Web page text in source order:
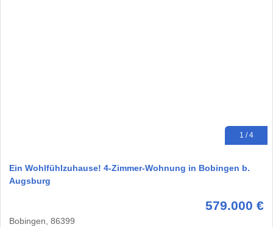
1 / 4
Ein Wohlfühlzuhause! 4-Zimmer-Wohnung in Bobingen b.
Augsburg
579.000 €
Bobingen, 86399